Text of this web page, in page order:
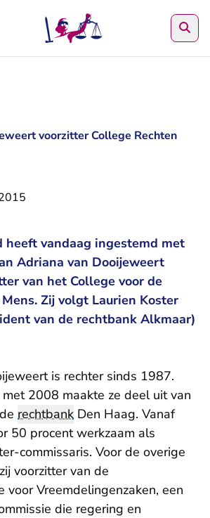
voorzitter College Rechten
heeft vandaag ingestemd met
Adriana van Dooijeweert
van het College voor de
Zij volgt Laurien Koster
van de rechtbank Alkmaar)
is rechter sinds 1987.
2008 maakte ze deel uit van
rechtbank Den Haag. Vanaf
50 procent werkzaam als
commissaris. Voor de overige
voorzitter van de
voor Vreemdelingenzaken, een
die regering en